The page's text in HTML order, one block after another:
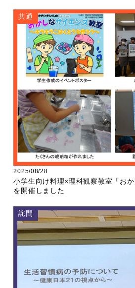
2025/08/28
小学生向け料理×理科観察教室「おか
を開催しました
共通
詫間